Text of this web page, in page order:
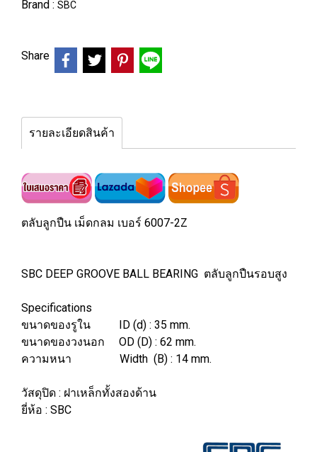
Brand : SBC
Share
รายละเอียดสินค้า
ตลับลูกปืน เม็ดกลม เบอร์ 6007-2Z
SBC DEEP GROOVE BALL BEARING ตลับลูกปืนรอบสูง
Specifications
ขนาดของรูใน ID (d) : 35 mm.
ขนาดของวงนอก OD (D) : 62 mm.
ความหนา Width (B) : 14 mm.
วัสดุปิด : ฝาเหล็กทั้งสองด้าน
ยี่ห้อ : SBC